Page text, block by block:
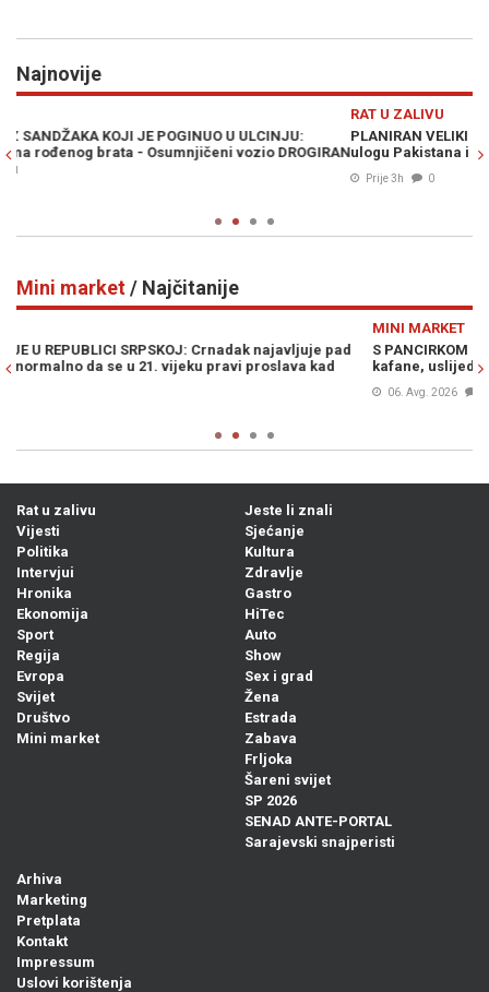
Najnovije
PLANIRAN VELIKI KOPNENI NAPAD NA IRAN: Pezeškijan otkrio
ulogu Pakistana i Avganistana - "Plan neprijatelja je propao"
Mini market/ Najčitanije
S PANCIRKOM PO LUKAVICI: Građani u šoku nakon fotografije iz
kafane, uslijedile su burne reakcije...
Rat u zalivu
Vijesti
Politika
Intervjui
Hronika
Ekonomija
Sport
Regija
Evropa
Svijet
Društvo
Mini market
Jeste li znali
Sjećanje
Kultura
Zdravlje
Gastro
HiTec
Auto
Show
Sex i grad
Žena
Estrada
Zabava
Frljoka
Šareni svijet
SP 2026
SENAD ANTE-PORTAL
Sarajevski snajperisti
Arhiva
Marketing
Pretplata
Kontakt
Impressum
Uslovi korištenja